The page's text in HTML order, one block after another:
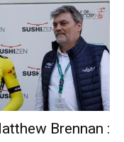
Brennan :